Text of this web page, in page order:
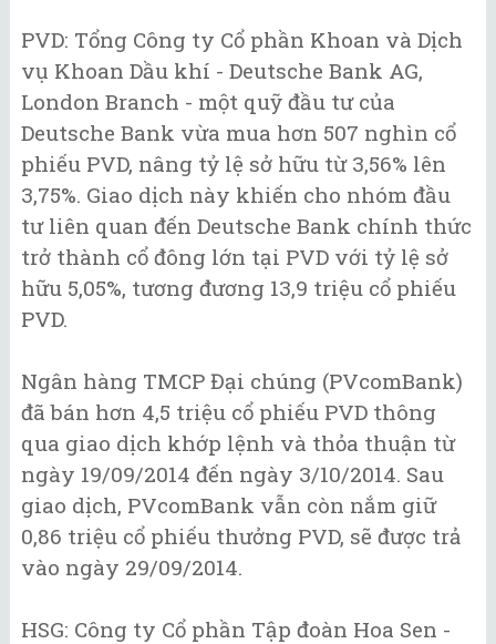
PVD: Tổng Công ty Cổ phần Khoan và Dịch
vụ Khoan Dầu khí - Deutsche Bank AG,
London Branch - một quỹ đầu tư của
Deutsche Bank vừa mua hơn 507 nghìn cổ
phiếu PVD, nâng tỷ lệ sở hữu từ 3,56% lên
3,75%. Giao dịch này khiến cho nhóm đầu
tư liên quan đến Deutsche Bank chính thức
trở thành cổ đông lớn tại PVD với tỷ lệ sở
hữu 5,05%, tương đương 13,9 triệu cổ phiếu
PVD.
Ngân hàng TMCP Đại chúng (PVcomBank)
đã bán hơn 4,5 triệu cổ phiếu PVD thông
qua giao dịch khớp lệnh và thỏa thuận từ
ngày 19/09/2014 đến ngày 3/10/2014. Sau
giao dịch, PVcomBank vẫn còn nắm giữ
0,86 triệu cổ phiếu thưởng PVD, sẽ được trả
vào ngày 29/09/2014.
HSG: Công ty Cổ phần Tập đoàn Hoa Sen -